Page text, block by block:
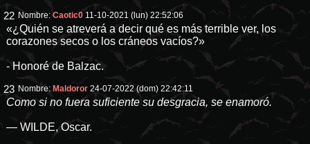
22 Nombre:Caotic0 11-10-2021 (lun) 22:52:06
«¿Quién se atreverá a decir qué es más terrible ver, los
corazones secos o los cráneos vacíos?»
- Honoré de Balzac.
23 Nombre: Maldoror 24-07-2022 (dom) 22:42:11
Como si no fuera suficiente su desgracia, se enamoró.
— WILDE, Oscar.